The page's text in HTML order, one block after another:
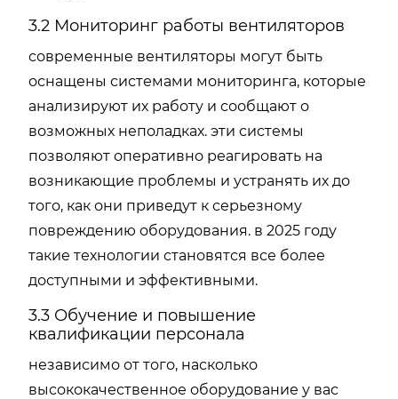
3.2 Мониторинг работы вентиляторов
современные вентиляторы могут быть
оснащены системами мониторинга, которые
анализируют их работу и сообщают о
возможных неполадках. эти системы
позволяют оперативно реагировать на
возникающие проблемы и устранять их до
того, как они приведут к серьезному
повреждению оборудования. в 2025 году
такие технологии становятся все более
доступными и эффективными.
3.3 Обучение и повышение
квалификации персонала
независимо от того, насколько
высококачественное оборудование у вас